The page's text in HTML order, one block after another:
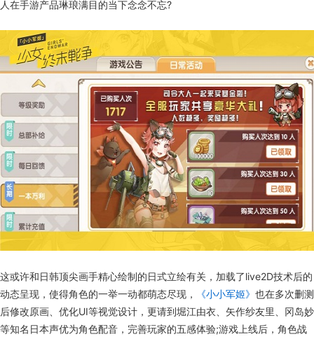
人在手游产品琳琅满目的当下念念不忘?
这或许和日韩顶尖画手精心绘制的日式立绘有关，加载了live2D技术后的
动态呈现，使得角色的一举一动都萌态尽现，
《小小军姬》 也在多次删测
后修改原画、优化UI等视觉设计，更请到堀江由衣、矢作纱友里、冈岛妙
等知名日本声优为角色配音，完善玩家的五感体验;游戏上线后，角色战